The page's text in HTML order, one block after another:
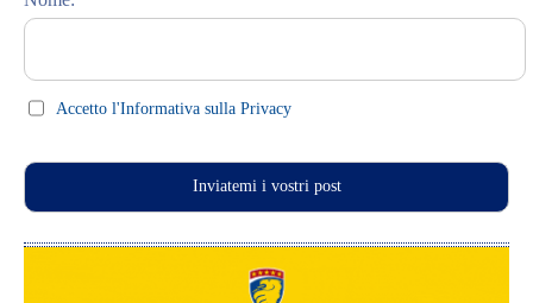
Celebrations (праздники)
Accetto l'Informativa sulla Privacy